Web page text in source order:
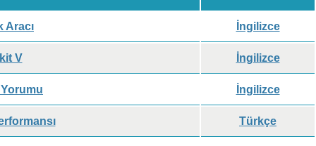
Aracı İngilizce
V İngilizce
İngilizce
Türkçe